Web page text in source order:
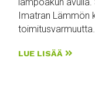
Imatran Lämmön
LUE LISÄÄ